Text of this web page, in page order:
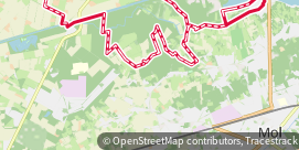
© OpenStreetMap contributors, Tracestrack